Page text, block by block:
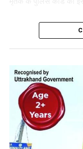
Table of
Haridwar
29 जुलाई की रात
CCTV फुटेज से
BHEL स्टेडियम
धामपुर में बेचे थे
₹5 लाख कैश समेत